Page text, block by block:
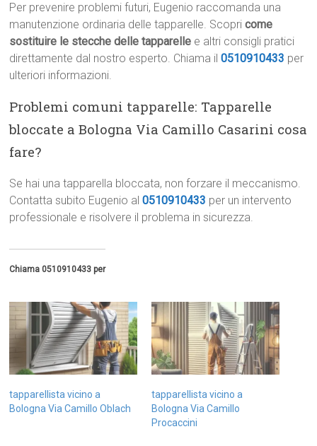
Per prevenire problemi futuri, Eugenio raccomanda una
manutenzione ordinaria delle tapparelle. Scopricome
sostituire le stecche delle tapparelle e altri consigli pratici
direttamente dal nostro esperto. Chiama il0510910433 per
ulteriori informazioni.
Problemi comuni tapparelle: Tapparelle
bloccate a Bologna Via Camillo Casarini cosa
fare?
Se hai una tapparella bloccata, non forzare il meccanismo.
Contatta subito Eugenio al0510910433 per un intervento
professionale e risolvere il problema in sicurezza.
Chiama 0510910433 per
tapparellista vicino a
Bologna Via Camillo Oblach
tapparellista vicino a
Bologna Via Camillo
Procaccini